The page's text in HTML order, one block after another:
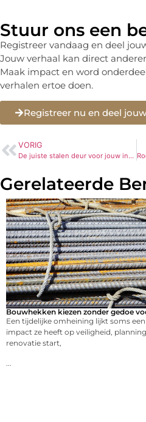
Stuur ons een
Registreer vandaag en deel
Jouw verhaal kan direct
Maak impact en word
verhalen ertoe doen.
Registreer nu en deel
VORIG
De juiste stalen deur voor jouw interieur
Gerelateerde
Bouwhekken kiezen zonder gedoe
Een tijdelijke omheining lijkt soms
impact ze heeft op veiligheid,
renovatie start,